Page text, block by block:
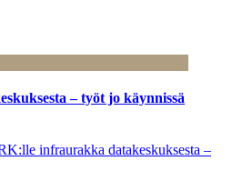
– työt jo käynnissä
infraurakka datakeskuksesta –